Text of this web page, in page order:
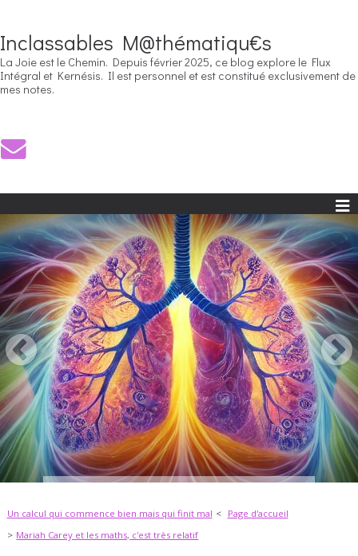
Inclassables M@thématiqu€s
La Joie est le Chemin. Depuis février 2025, ce blog explore le Flux
Intégral et Kernésis. Il est personnel et est constitué exclusivement de
mes notes.
Un calcul qui commence bien mais qui finit mal
Page d'accueil
Mariah Carey et les maths, c'est très relatif